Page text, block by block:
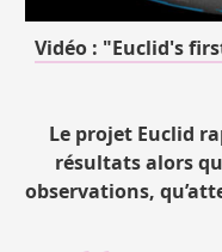
Vidéo : "Euclid's
Le projet Euclid
résultats alors
observations,